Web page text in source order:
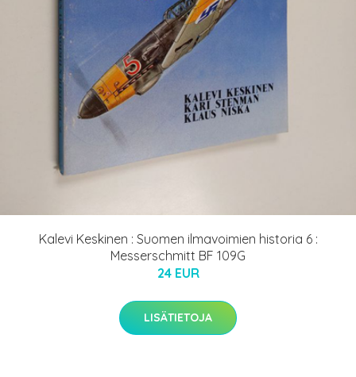
Kalevi Keskinen : Suomen ilmavoimien historia 6 :
Messerschmitt BF 109G
24 EUR
LISÄTIETOJA